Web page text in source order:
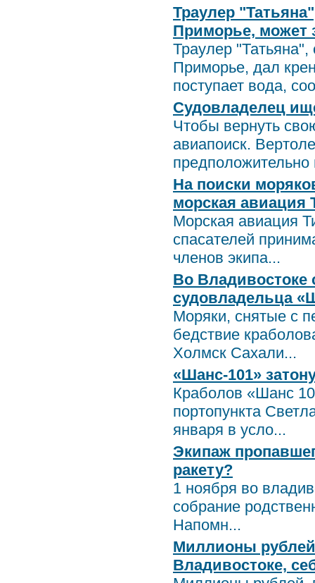
Траулер
Приморье, может
Траулер
Приморье, дал
поступает вода,
Судовладелец
Чтобы вернуть
авиапоиск.
предположительно
На поиски
морская авиация
Морская авиация
спасателей
членов экипа...
Во Владивостоке
судовладельца
Моряки, снятые с
бедствие
Холмск Сахали...
«Шанс-101»
Краболов «Шанс
портопункта
января в усло...
Экипаж
ракету?
1 ноября во
собрание
Напомн...
Миллионы
Владивостоке,